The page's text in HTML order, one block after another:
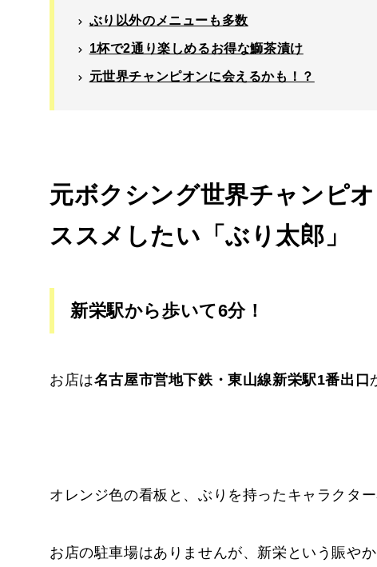
ぶり以外のメニューも多数
1杯で2通り楽しめるお得な鰤茶漬け
元世界チャンピオンに会えるかも！？
元ボクシング世界チャンピ
ススメしたい「ぶり太郎」
新栄駅から歩いて6分！
お店は名古屋市営地下鉄・東山線新栄駅1番出口
オレンジ色の看板と、ぶりを持ったキャラクター
お店の駐車場はありませんが、新栄という賑や